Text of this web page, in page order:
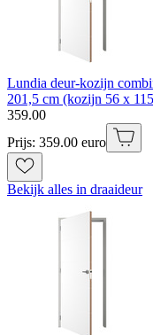
Lundia deur-kozijn
201,5 cm (kozijn 56 x
359.00
Prijs: 359.00 euro
Bekijk alles in draaideur